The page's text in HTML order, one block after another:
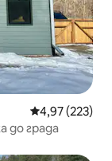
Средна
4,97 (223)
до града